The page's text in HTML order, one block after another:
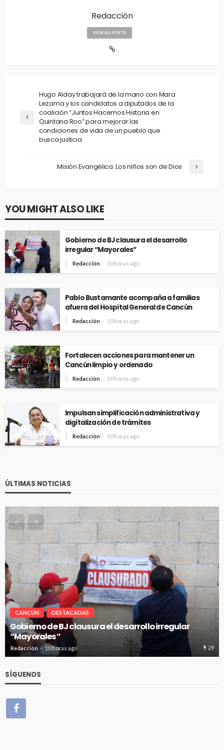
Redacción
VIEW ALL POSTS
Hugo Alday trabajará de la mano con Mara
Lezama y los candidatos a diputados de la
coalición “Juntos Hacemos Historia en
Quintana Roo” para mejorar las
condiciones de vida de un pueblo que
busca justicia
Misión Evangélica: Los niños son de Dios
YOU MIGHT ALSO LIKE
Gobierno de BJ clausura el desarrollo
irregular “Mayorales”
Redacción 10 horas ago
Pablo Bustamante acompaña a familias
afuera del Hospital General de Cancún
Redacción 10 horas ago
Fortalecen acciones para mantener un
Cancún limpio y ordenado
Redacción 10 horas ago
Impulsan simplificación administrativa y
digitalización de trámites
Redacción 10 horas ago
ÚLTIMAS NOTICIAS
29
CANCÚN DESTACADAS
Pablo Bustamante acompaña a familias
Hospital General de Cancún
Redacción 10 horas ago
SÍGUENOS